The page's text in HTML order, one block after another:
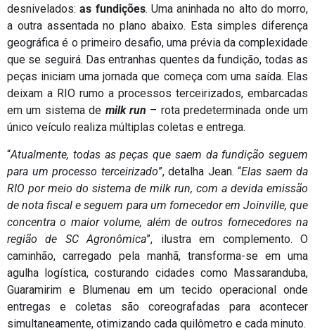
desnivelados:as fundições. Uma aninhada no alto do morro,
a outra assentada no plano abaixo. Esta simples diferença
geográfica é o primeiro desafio, uma prévia da complexidade
que se seguirá. Das entranhas quentes da fundição, todas as
peças iniciam uma jornada que começa com uma saída. Elas
deixam a RIO rumo a processos terceirizados, embarcadas
em um sistema de milk run – rota predeterminada onde um
único veículo realiza múltiplas coletas e entrega.
“Atualmente, todas as peças que saem da fundição seguem
para um processo terceirizado”, detalha Jean. “Elas saem da
RIO por meio do sistema de milk run, com a devida emissão
de nota fiscal e seguem para um fornecedor em Joinville, que
concentra o maior volume, além de outros fornecedores na
região de SC Agronômica”, ilustra em complemento. O
caminhão, carregado pela manhã, transforma-se em uma
agulha logística, costurando cidades como Massaranduba,
Guaramirim e Blumenau em um tecido operacional onde
entregas e coletas são coreografadas para acontecer
simultaneamente, otimizando cada quilômetro e cada minuto.